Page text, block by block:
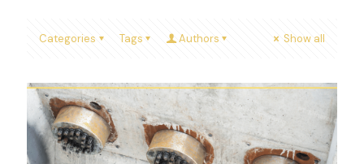
Categories Tags Authors Show all